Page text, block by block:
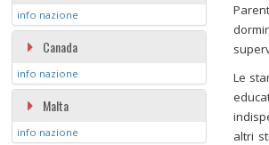
info nazione
Canada
info nazione
Malta
info nazione
Le
altri